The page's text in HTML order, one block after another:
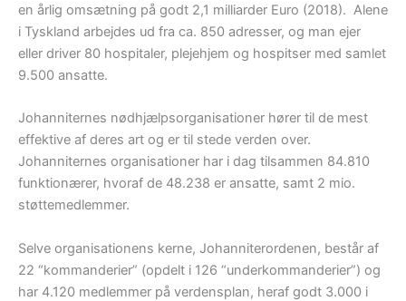
en årlig omsætning på godt 2,1 milliarder Euro (2018). Alene
i Tyskland arbejdes ud fra ca. 850 adresser, og man ejer
eller driver 80 hospitaler, plejehjem og hospitser med samlet
9.500 ansatte.
Johanniternes nødhjælpsorganisationer hører til de mest
effektive af deres art og er til stede verden over.
Johanniternes organisationer har i dag tilsammen 84.810
funktionærer, hvoraf de 48.238 er ansatte, samt 2 mio.
støttemedlemmer.
Selve organisationens kerne, Johanniterordenen, består af
22 “kommanderier” (opdelt i 126 “underkommanderier”) og
har 4.120 medlemmer på verdensplan, heraf godt 3.000 i